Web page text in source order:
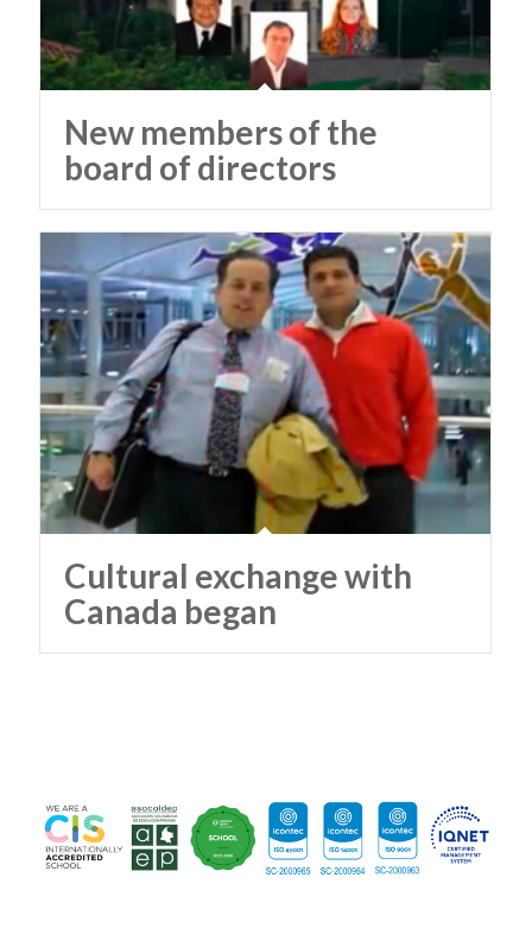
New members of the
board of directors
Cultural exchange with
Canada began